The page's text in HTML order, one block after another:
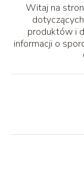
Witaj na
produktów i
informacji o